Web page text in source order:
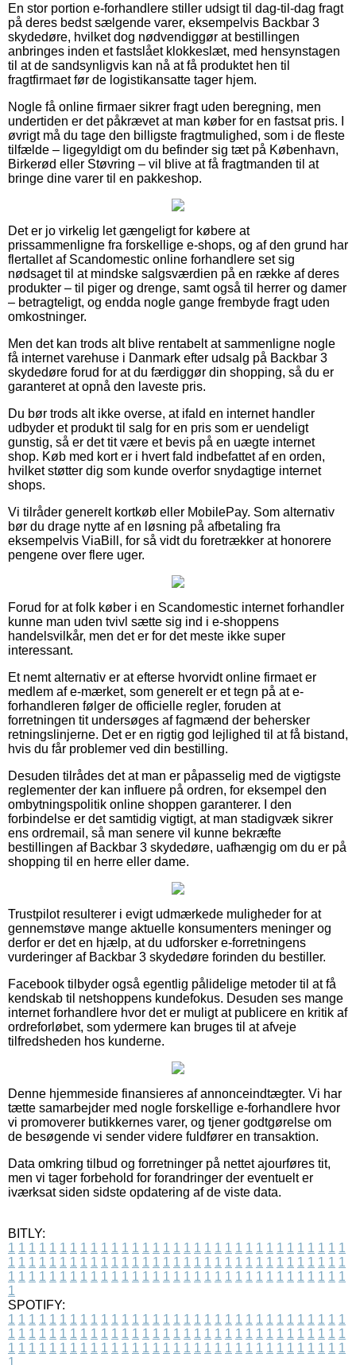
En stor portion e-forhandlere stiller udsigt til dag-til-dag fragt
på deres bedst sælgende varer, eksempelvis Backbar 3
skydedøre, hvilket dog nødvendiggør at bestillingen
anbringes inden et fastslået klokkeslæt, med hensynstagen
til at de sandsynligvis kan nå at få produktet hen til
fragtfirmaet før de logistikansatte tager hjem.
Nogle få online firmaer sikrer fragt uden beregning, men
undertiden er det påkrævet at man køber for en fastsat pris. I
øvrigt må du tage den billigste fragtmulighed, som i de fleste
tilfælde – ligegyldigt om du befinder sig tæt på København,
Birkerød eller Støvring – vil blive at få fragtmanden til at
bringe dine varer til en pakkeshop.
Det er jo virkelig let gængeligt for købere at
prissammenligne fra forskellige e-shops, og af den grund har
flertallet af Scandomestic online forhandlere set sig
nødsaget til at mindske salgsværdien på en række af deres
produkter – til piger og drenge, samt også til herrer og damer
– betragteligt, og endda nogle gange frembyde fragt uden
omkostninger.
Men det kan trods alt blive rentabelt at sammenligne nogle
få internet varehuse i Danmark efter udsalg på Backbar 3
skydedøre forud for at du færdiggør din shopping, så du er
garanteret at opnå den laveste pris.
Du bør trods alt ikke overse, at ifald en internet handler
udbyder et produkt til salg for en pris som er uendeligt
gunstig, så er det tit være et bevis på en uægte internet
shop. Køb med kort er i hvert fald indbefattet af en orden,
hvilket støtter dig som kunde overfor snydagtige internet
shops.
Vi tilråder generelt kortkøb eller MobilePay. Som alternativ
bør du drage nytte af en løsning på afbetaling fra
eksempelvis ViaBill, for så vidt du foretrækker at honorere
pengene over flere uger.
Forud for at folk køber i en Scandomestic internet forhandler
kunne man uden tvivl sætte sig ind i e-shoppens
handelsvilkår, men det er for det meste ikke super
interessant.
Et nemt alternativ er at efterse hvorvidt online firmaet er
medlem af e-mærket, som generelt er et tegn på at e-
forhandleren følger de officielle regler, foruden at
forretningen tit undersøges af fagmænd der behersker
retningslinjerne. Det er en rigtig god lejlighed til at få bistand,
hvis du får problemer ved din bestilling.
Desuden tilrådes det at man er påpasselig med de vigtigste
reglementer der kan influere på ordren, for eksempel den
ombytningspolitik online shoppen garanterer. I den
forbindelse er det samtidig vigtigt, at man stadigvæk sikrer
ens ordremail, så man senere vil kunne bekræfte
bestillingen af Backbar 3 skydedøre, uafhængig om du er på
shopping til en herre eller dame.
Trustpilot resulterer i evigt udmærkede muligheder for at
gennemstøve mange aktuelle konsumenters meninger og
derfor er det en hjælp, at du udforsker e-forretningens
vurderinger af Backbar 3 skydedøre forinden du bestiller.
Facebook tilbyder også egentlig pålidelige metoder til at få
kendskab til netshoppens kundefokus. Desuden ses mange
internet forhandlere hvor det er muligt at publicere en kritik af
ordreforløbet, som ydermere kan bruges til at afveje
tilfredsheden hos kunderne.
Denne hjemmeside finansieres af annonceindtægter. Vi har
tætte samarbejder med nogle forskellige e-forhandlere hvor
vi promoverer butikkernes varer, og tjener godtgørelse om
de besøgende vi sender videre fuldfører en transaktion.
Data omkring tilbud og forretninger på nettet ajourføres tit,
men vi tager forbehold for forandringer der eventuelt er
iværksat siden sidste opdatering af de viste data.
BITLY:
1 1 1 1 1 1 1 1 1 1 1 1 1 1 1 1 1 1 1 1 1 1 1 1 1 1 1 1 1 1 1 1 1
1 1 1 1 1 1 1 1 1 1 1 1 1 1 1 1 1 1 1 1 1 1 1 1 1 1 1 1 1 1 1 1 1
1 1 1 1 1 1 1 1 1 1 1 1 1 1 1 1 1 1 1 1 1 1 1 1 1 1 1 1 1 1 1 1 1
1
SPOTIFY:
1 1 1 1 1 1 1 1 1 1 1 1 1 1 1 1 1 1 1 1 1 1 1 1 1 1 1 1 1 1 1 1 1
1 1 1 1 1 1 1 1 1 1 1 1 1 1 1 1 1 1 1 1 1 1 1 1 1 1 1 1 1 1 1 1 1
1 1 1 1 1 1 1 1 1 1 1 1 1 1 1 1 1 1 1 1 1 1 1 1 1 1 1 1 1 1 1 1 1
1